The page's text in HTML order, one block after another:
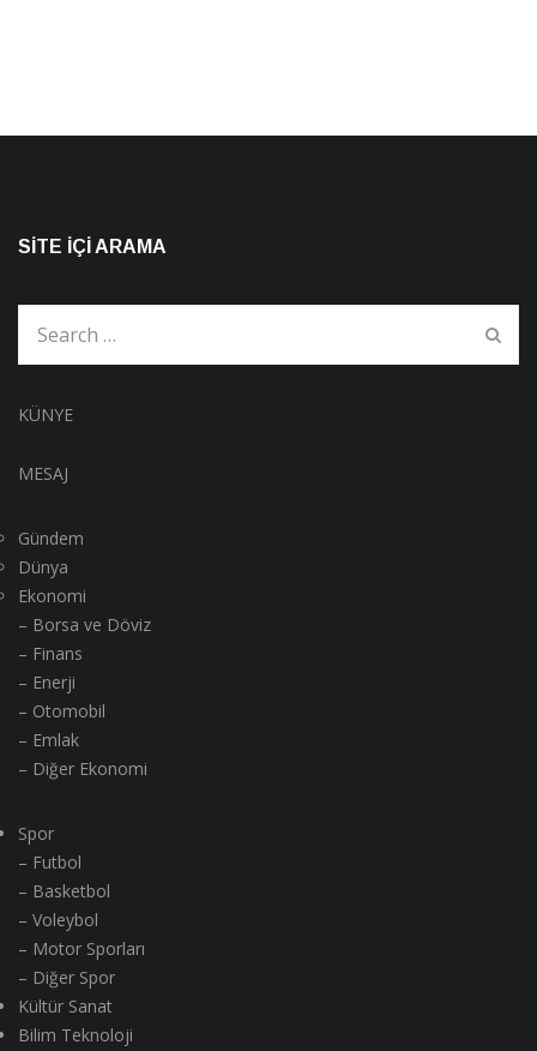
SITE İÇI ARAMA
KÜNYE
MESAJ
Gündem
Dünya
Ekonomi
– Borsa ve Döviz
– Finans
– Enerji
– Otomobil
– Emlak
– Diğer Ekonomi
Spor
– Futbol
– Basketbol
– Voleybol
– Motor Sporları
– Diğer Spor
Kültür Sanat
Bilim Teknoloji